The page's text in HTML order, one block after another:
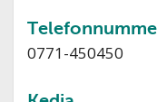
0771-450450